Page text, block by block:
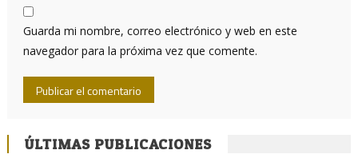
Guarda mi nombre, correo electrónico y web en este
navegador para la próxima vez que comente.
ÚLTIMAS PUBLICACIONES